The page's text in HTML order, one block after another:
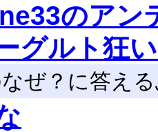
のアン
グルト狂
ぜ？に答え